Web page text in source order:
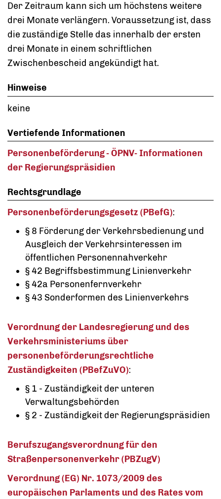
Der Zeitraum kann sich um höchstens weitere
drei Monate verlängern. Voraussetzung ist, dass
die zuständige Stelle das innerhalb der ersten
drei Monate in einem schriftlichen
Zwischenbescheid angekündigt hat.
Hinweise
keine
Vertiefende Informationen
Personenbeförderung - ÖPNV- Informationen
der Regierungspräsidien
Rechtsgrundlage
Personenbeförderungsgesetz (PBefG):
§ 8 Förderung der Verkehrsbedienung und
Ausgleich der Verkehrsinteressen im
öffentlichen Personennahverkehr
§ 42 Begriffsbestimmung Linienverkehr
§ 42a Personenfernverkehr
§ 43 Sonderformen des Linienverkehrs
Verordnung der Landesregierung und des
Verkehrsministeriums über
personenbeförderungsrechtliche
Zuständigkeiten (PBefZuVO):
§ 1 - Zuständigkeit der unteren
Verwaltungsbehörden
§ 2 - Zuständigkeit der Regierungspräsidien
Berufszugangsverordnung für den
Straßenpersonenverkehr (PBZugV)
Verordnung (EG) Nr. 1073/2009 des
europäischen Parlaments und des Rates vom